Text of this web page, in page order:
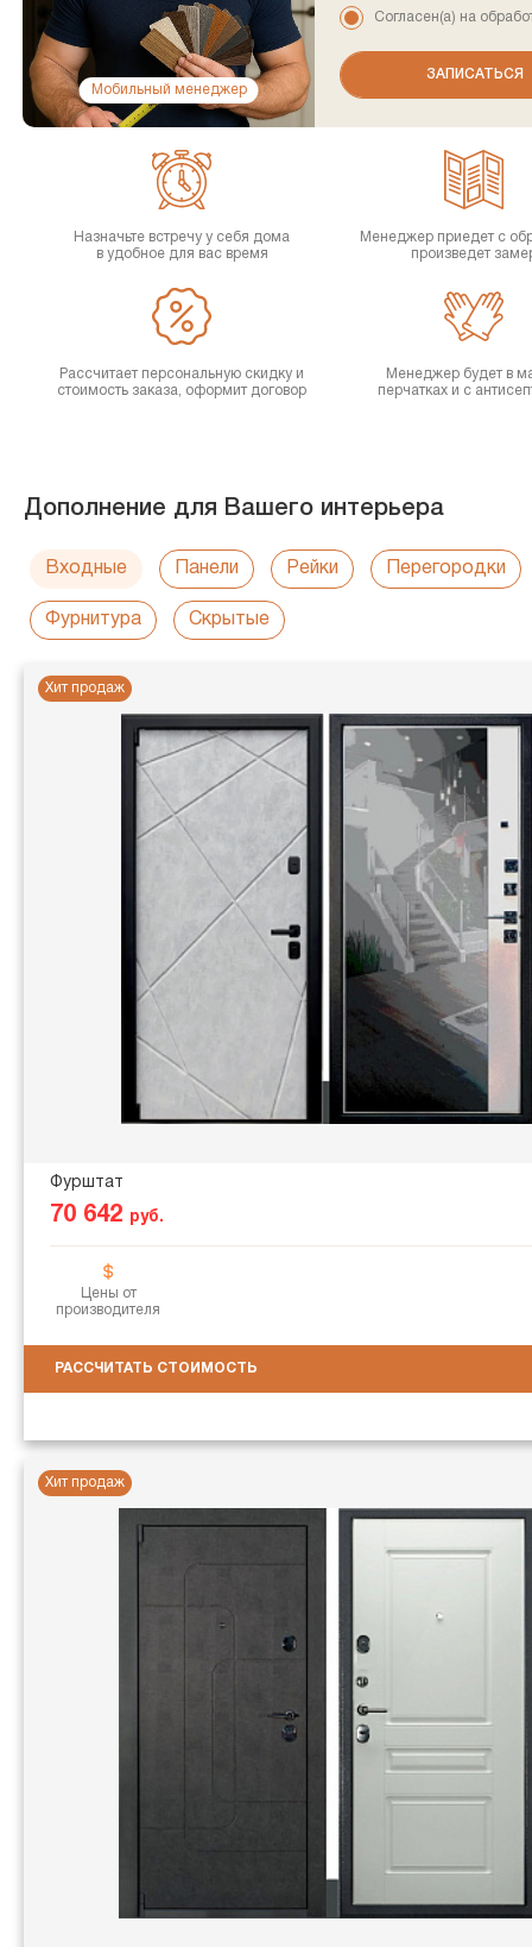
Мобильный менеджер
Согласен(а) на
Назначьте встречу у себя дома
в удобное для вас время
Менеджер приедет с
произведет
Рассчитает персональную скидку и
стоимость заказа, оформит договор
Менеджер будет в
перчатках и с
Дополнение для Вашего интерьера
Входные Панели Рейки Перегородки
Фурнитура Скрытые
Хит продаж
Фурштат
70 642 руб.
Цены от
производителя
РАССЧИТАТЬ СТОИМОСТЬ
Хит продаж